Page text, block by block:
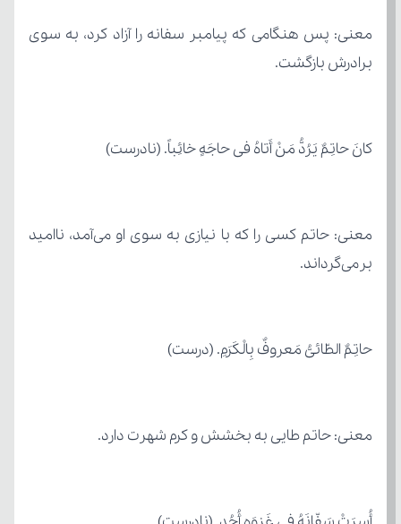
برادرش بازگشت.
کانَ حاتِمٌ یَرُدُّ مَنْ أَتاهُ فی حاجَهٍ خائِباً. (نادرست)
برمی‌گرداند.
حاتِمٌ الطّائیُّ مَعروفٌ بِالْکَرَمِ. (درست)
معنی: حاتم طایی به بخشش و کرم شهرت دارد.